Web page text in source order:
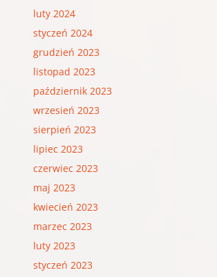
luty 2024
styczeń 2024
grudzień 2023
listopad 2023
październik 2023
wrzesień 2023
sierpień 2023
lipiec 2023
czerwiec 2023
maj 2023
kwiecień 2023
marzec 2023
luty 2023
styczeń 2023